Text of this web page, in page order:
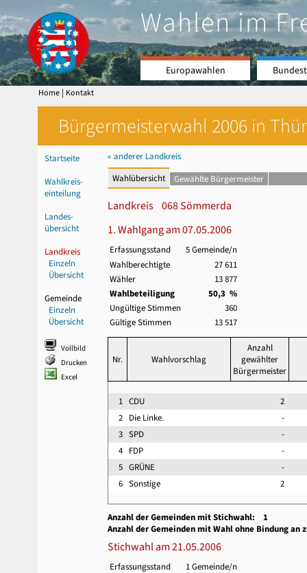
Wahlen im
Europawahlen
Home | Kontakt
Bürgermeisterwahl 2006 in
Startseite
Wahlkreis-
einteilung
Landes-
übersicht
Landkreis
Einzeln
Übersicht
Gemeinde
Einzeln
Übersicht
Vollbild
Drucken
Excel
« anderer Landkreis
Wahlübersicht
Gewählte Bürgermeister
Landkreis 068 Sömmerda
1. Wahlgang am 07.05.2006
Erfassungsstand
5 Gemeinde/n
Wahlberechtigte
27 611
Wähler
13 877
Wahlbeteiligung
50,3 %
Ungültige Stimmen
360
Gültige Stimmen
13 517
Nr. Wahlvorschlag
Anzahl
gewählter
Bürgermeister
1 CDU
2
2 Die Linke.
-
3 SPD
-
4 FDP
-
5 GRÜNE
-
6 Sonstige 2
Anzahl der Gemeinden mit Stichwahl: 1
Anzahl der Gemeinden mit Wahl ohne Bindung
Stichwahl am 21.05.2006
Erfassungsstand
1 Gemeinde/n